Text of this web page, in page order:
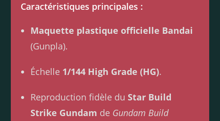
Caractéristiques principales :
Maquette plastique officielle Bandai
(Gunpla).
Échelle 1/144 High Grade (HG).
Reproduction fidèle duStar Build
Strike Gundam de Gundam Build